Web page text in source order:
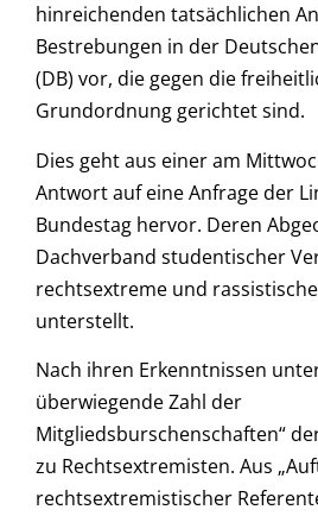
hinreichenden tatsächlichen
Bestrebungen in der
(DB) vor, die gegen die
Grundordnung gerichtet sind.
Dies geht aus einer am
Antwort auf eine Anfrage der
Bundestag hervor. Deren
Dachverband studentischer
rechtsextreme und
unterstellt.
Nach ihren Erkenntnissen
überwiegende Zahl der
Mitgliedsburschenschaften“
zu Rechtsextremisten. Aus
rechtsextremistischer